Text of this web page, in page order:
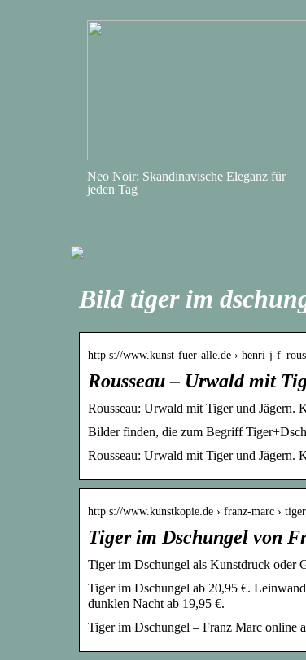
Neo Noir: Skandinavische Eleganz für
jeden Tag
Bild tiger im
http s://www.kunst-fuer-alle.de › henri-j-
Rousseau – Urwald mit
Rousseau: Urwald mit Tiger und Jägern.
Bilder finden, die zum Begriff
Rousseau: Urwald mit Tiger und Jägern.
http s://www.kunstkopie.de › franz-marc ›
Tiger im Dschungel von
Tiger im Dschungel als Kunstdruck oder
Tiger im Dschungel ab 20,95 €.
dunklen Nacht ab 19,95 €.
Tiger im Dschungel – Franz Marc online